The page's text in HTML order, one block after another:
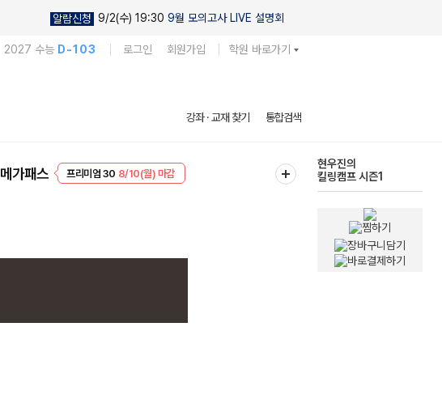
알람신청 9/2(수) 19:30 9월 모의고사 LIVE 설명회
2027 수능 D-103 로그인 회원가입 학원 바로가기
강좌 · 교재 찾기 통합검색
메가패스
프리미엄 30 8/10(월) 마감
현우진의
킬링캠프 시즌1
다채로운 난도
실전 모의고사